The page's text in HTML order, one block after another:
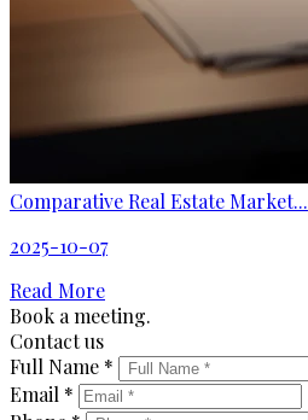
Comparative Real Estate Market...
2025-10-07
Read More
Book a meeting.
Contact us
Full Name *
Email *